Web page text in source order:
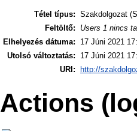
Tétel típus: Szakdolgozat
Feltöltő:
Users 1 nincs
Elhelyezés dátuma:
17 Júni 2021
Utolsó változtatás:
17 Júni 2021
URI:
http://
Actions